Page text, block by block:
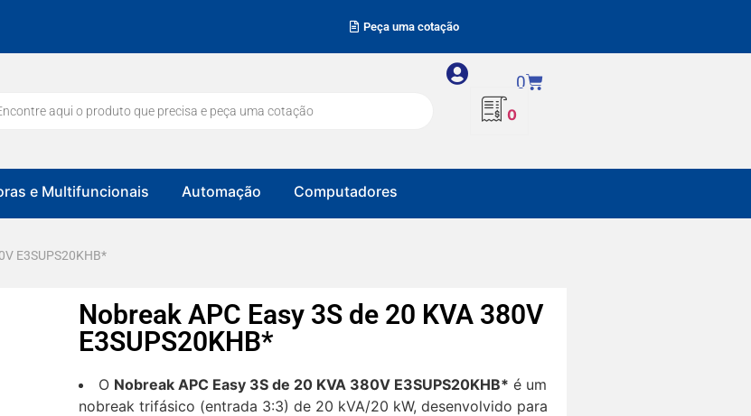
Peça uma cotação
0
0
e Multifuncionais Automação Computadores
E3SUPS20KHB*
Nobreak APC Easy 3S de 20 KVA 380V
E3SUPS20KHB*
O Nobreak APC Easy 3S de 20 KVA 380V E3SUPS20KHB* é um
nobreak trifásico (entrada 3:3) de 20 kVA/20 kW, desenvolvido para